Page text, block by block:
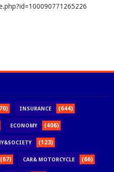
INSURANCE (644)
ECONOMY (406)
(123)
(67) CAR& MOTORCYCLE (66)